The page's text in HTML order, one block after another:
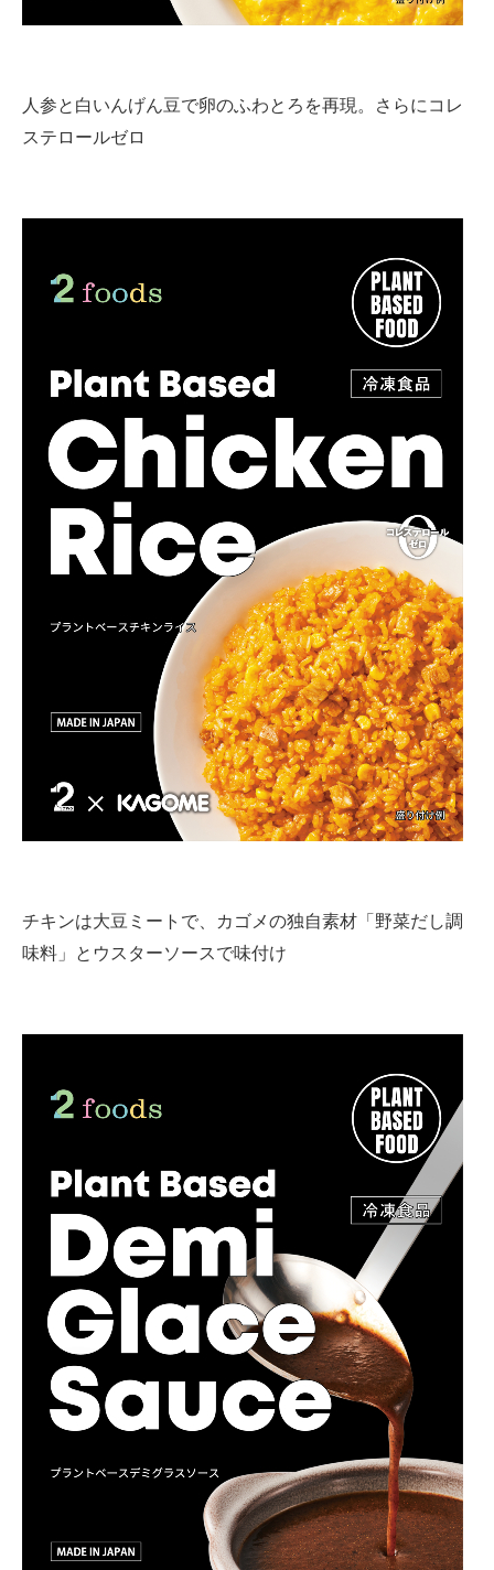
人参と白いんげん豆で卵のふわとろを再現。さらにコレ
ステロールゼロ
チキンは大豆ミートで、カゴメの独自素材「野菜だし調
味料」とウスターソースで味付け